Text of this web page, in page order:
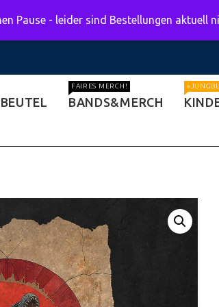
BEUTEL BANDS&MERCH
FAIRES MERCH!
Pause - leider sind Bestellungen aktuell